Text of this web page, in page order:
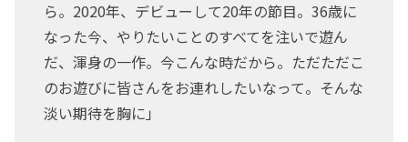
ら。2020年、デビューして20年の節目。36歳に
なった今、やりたいことのすべてを注いで遊ん
だ、渾身の一作。今こんな時だから。ただただこ
のお遊びに皆さんをお連れしたいなって。そんな
淡い期待を胸に」